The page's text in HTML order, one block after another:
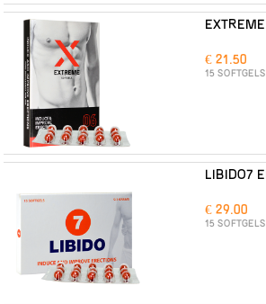
€ 21.50
15 SOFTGELS
€ 29.00
15 SOFTGELS